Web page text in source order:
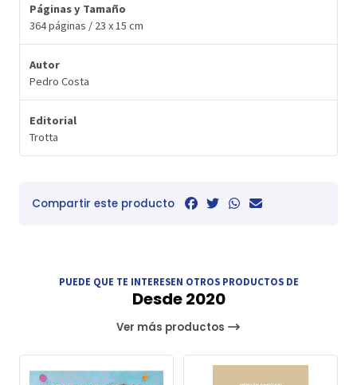
Páginas y Tamaño
364 páginas / 23 x 15 cm
Autor
Pedro Costa
Editorial
Trotta
Compartir este producto
PUEDE QUE TE INTERESEN OTROS PRODUCTOS DE
Desde 2020
Ver más productos